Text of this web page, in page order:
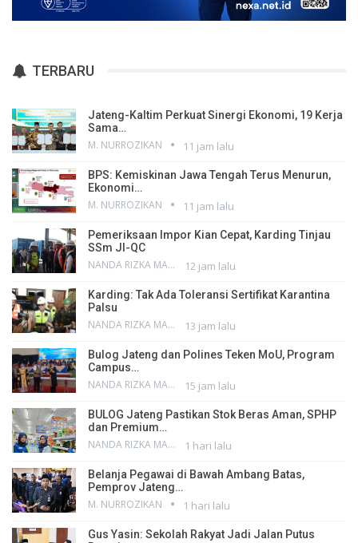
TERBARU
Jateng-Kaltim Perkuat Sinergi Ekonomi, 19 Kerja
Sama…
M. NURROZIKAN 11 jam lalu
BPS: Kemiskinan Jawa Tengah Terus Menurun,
Ekonomi…
M. NURROZIKAN 11 jam lalu
Pemeriksaan Impor Kian Cepat, Karding Tinjau
SSm JI-QC
NANDA RIZKA MAHENDRA 12 jam lalu
Karding: Tak Ada Toleransi Sertifikat Karantina
Palsu
NANDA RIZKA MAHENDRA 13 jam lalu
Bulog Jateng dan Polines Teken MoU, Program
Campus…
NANDA RIZKA MAHENDRA 15 jam lalu
BULOG Jateng Pastikan Stok Beras Aman, SPHP
dan Premium…
NANDA RIZKA MAHENDRA 1 hari lalu
Belanja Pegawai di Bawah Ambang Batas,
Pemprov Jateng…
M. NURROZIKAN 1 hari lalu
Gus Yasin: Sekolah Rakyat Jadi Jalan Putus